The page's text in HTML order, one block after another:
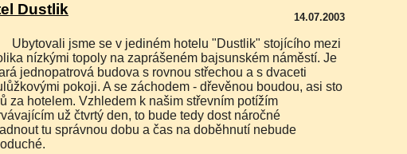
Dustlik 14.07.2003
Ubytovali jsme se v jediném hotelu "Dustlik" stojícího mezi
nízkými topoly na zaprášeném bajsunském náměstí. Je
jednopatrová budova s rovnou střechou a s dvaceti
pokoji. A se záchodem - dřevěnou boudou, asi sto
za hotelem. Vzhledem k našim střevním potížím
už čtvrtý den, to bude tedy dost náročné
tu správnou dobu a čas na doběhnutí nebude